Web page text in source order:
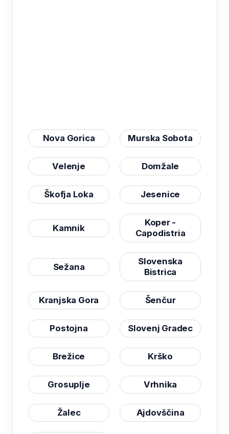
Nova Gorica Murska Sobota
Velenje Domžale
Škofja Loka Jesenice
Kamnik
Koper -
Capodistria
Sežana
Slovenska
Bistrica
Kranjska Gora Šenčur
Postojna Slovenj Gradec
Brežice Krško
Grosuplje Vrhnika
Žalec Ajdovščina